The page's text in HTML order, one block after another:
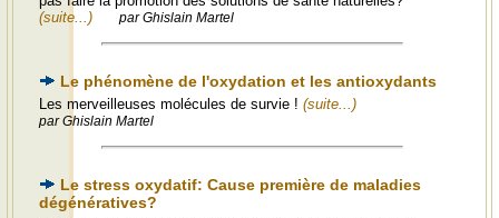
(suite...)
par Ghislain Martel
Le phénomène de l'oxydation et les antioxydants
Les merveilleuses molécules de survie ! (suite...)
par Ghislain Martel
Le stress oxydatif: Cause première de maladies
dégénératives?